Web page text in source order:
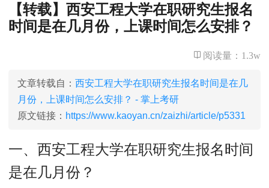
MEM工程管理
院校库 考试报名 招生政策 学制学费
报名流程
MPA公共管理
院校库 考试报名 招生政策 学制学费
MPAcc会计专硕
院校库 考试报名
【转载】西安工程大学在职研究生报名
时间是在几月份，上课时间怎么安排？
阅读量： 1.3w
文章转载自： 西安工程大学在职研究生报名时间是在几
月份，上课时间怎么安排？ - 掌上考研
原文链接： https://www.kaoyan.cn/zaizhi/article/p5331
一、西安工程大学在职研究生报名时间
是在几月份？